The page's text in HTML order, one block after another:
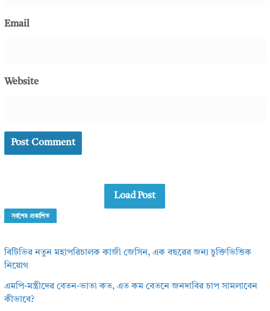
Email
Website
Load Post
সর্বশেষ প্রকাশিত
বিটিভির নতুন মহাপরিচালক কাজী জেসিন, এক বছরের জন্য চুক্তিভিত্তিক
নিয়োগ
এমপি-মন্ত্রীদের বেতন-ভাতা কত, এত কম বেতনে জনদাবির চাপ সামলাবেন
কীভাবে?